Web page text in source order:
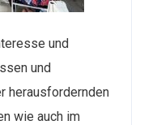
und
und
herausfordernden
wie auch im